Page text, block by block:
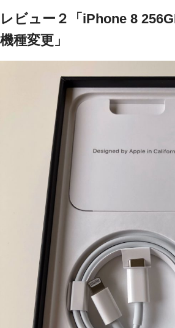
レビュー２「iPhone 8
機種変更」